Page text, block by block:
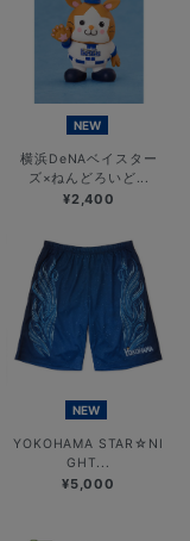
NEW
横浜DeNAベイスター
ズ×ねんどろいど...
¥2,400
NEW
YOKOHAMA STAR☆NI
GHT...
¥5,000